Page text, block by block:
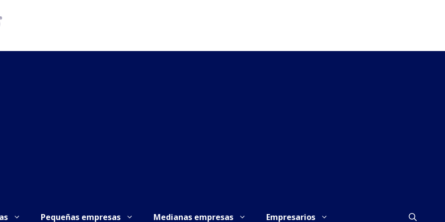
Pequeñas empresas Medianas empresas Empresarios